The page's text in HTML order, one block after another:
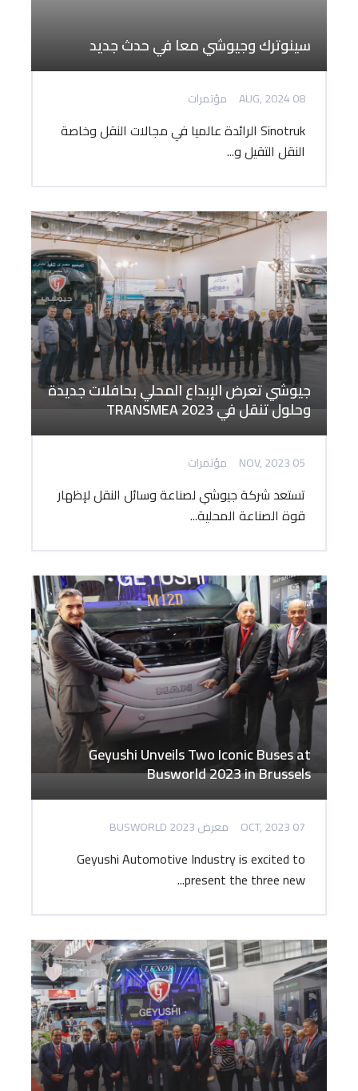
سينوترك وجيوشي معا في حدث جديد
08 AUG, 2024 مؤتمرات
Sinotruk الرائدة عالميا في مجالات النقل وخاصة
النقل التقيل و...
جيوشي تعرض الإبداع المحلي بحافلات جديدة
وحلول تنقل في TRANSMEA 2023
05 NOV, 2023 مؤتمرات
تستعد شركة جيوشي لصناعة وسائل النقل لإظهار
قوة الصناعة المحلية...
Geyushi Unveils Two Iconic Buses at
Busworld 2023 in Brussels
07 OCT, 2023 معرض BUSWORLD 2023
Geyushi Automotive Industry is excited to
present the three new...